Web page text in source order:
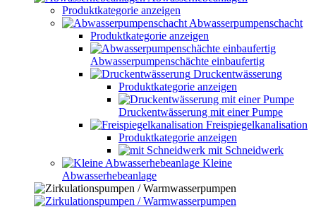
Produktkategorie anzeigen
Abwasserpumpenschacht
Produktkategorie anzeigen
Abwasserpumpenschächte einbaufertig
Druckentwässerung
Produktkategorie anzeigen
Druckentwässerung mit einer Pumpe
Freispiegelkanalisation
Produktkategorie anzeigen
mit Schneidwerk
Kleine
Abwasserhebeanlage